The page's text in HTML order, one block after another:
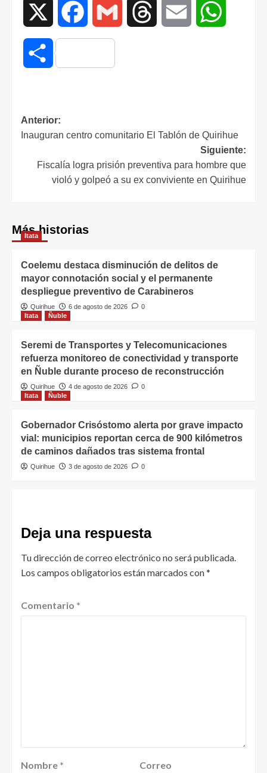
recibir
su
un
reconocimiento
su
abnegada
Facebook Gmail Threads Email
Compartir
Anterior:
Inauguran centro comunitario El Tablón de Quirihue
Siguiente:
Fiscalía logra prisión preventiva para hombre que
violó y golpeó a su ex conviviente en Quirihue
Más historias
Itata
Coelemu destaca disminución de delitos de
mayor connotación social y el permanente
despliegue preventivo de Carabineros
Quirihue 6 de agosto de 2026
0
Itata
Ñuble
Seremi de Transportes y Telecomunicaciones
refuerza monitoreo de conectividad y transporte
en Ñuble durante proceso de reconstrucción
Quirihue 4 de agosto de 2026
0
Itata
Ñuble
Gobernador Crisóstomo alerta por grave impacto
vial: municipios reportan cerca de 900 kilómetros
de caminos dañados tras sistema frontal
Quirihue 3 de agosto de 2026 0
Deja una respuesta
Tu dirección de correo electrónico no será publicada.
Los campos obligatorios están marcados con*
Comentario *
Nombre * Correo